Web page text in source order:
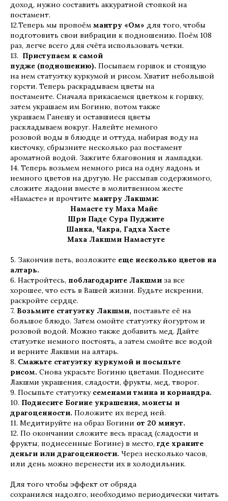
доход, нужно составить аккуратной стопкой на
постамент.
12.Теперь мы пропоём мантру «Ом» для того, чтобы
подготовить свои вибрации к подношению. Поём 108
раз, легче всего для счёта использовать четки.
13. Приступаем к самой
пудже (подношению). Посыпаем горшок и стоящую
на нем статуэтку куркумой и рисом. Хватит небольшой
горсти. Теперь раскрадываем цветы на
постаменте. Сначала прикасаемся цветком к горшку,
затем украшаем им Богиню, потом также
украшаем Ганешу и оставшиеся цветы
раскладываем вокруг. Налейте немного
розовой воды в блюдце и оттуда, набирая воду на
кисточку, сбрызните несколько раз постамент
ароматной водой. Зажгите благовония и лампадки.
14. Теперь возьмем немного риса на одну ладонь и
немного цветов на другую. Не рассыпав содержимого,
сложите ладони вместе в молитвенном жесте
«Намасте» и прочтите мантру Лакшми:
Намасте ту Маха Майе
Шри Паде Сура Пуджите
Шанка, Чакра, Гадха Хасте
Маха Лакшми Намастуте
5. Закончив петь, возложите еще несколько цветов на
алтарь.
6. Настройтесь, поблагодарите Лакшми за все
хорошее, что есть в Вашей жизни. Будьте искренни,
раскройте сердце.
7. Возьмите статуэтку Лакшми, поставьте её на
большое блюдо. Затем омойте статуэтку йогуртом и
розовой водой. Можно также добавить мед. Дайте
статуэтке немного постоять, а затем смойте все водой
и верните Лакшми на алтарь.
8. Смажьте статуэтку куркумой и посыпьте
рисом. Снова украсьте Богиню цветами. Поднесите
Лакшми украшения, сладости, фрукты, мед, творог.
9. Посыпьте статуэтку семенами тмина и кориандра.
10. Поднесите Богине украшения, монеты и
драгоценности. Положите их перед ней.
11. Медитируйте на образ Богини от 20 минут.
12. По окончании сложите весь прасад (сладости и
фрукты, поднесенные Богине) в место, где храните
деньги или драгоценности. Через несколько часов,
или день можно перенести их в холодильник.
Для того чтобы эффект от обряда
сохранился надолго, необходимо периодически читать